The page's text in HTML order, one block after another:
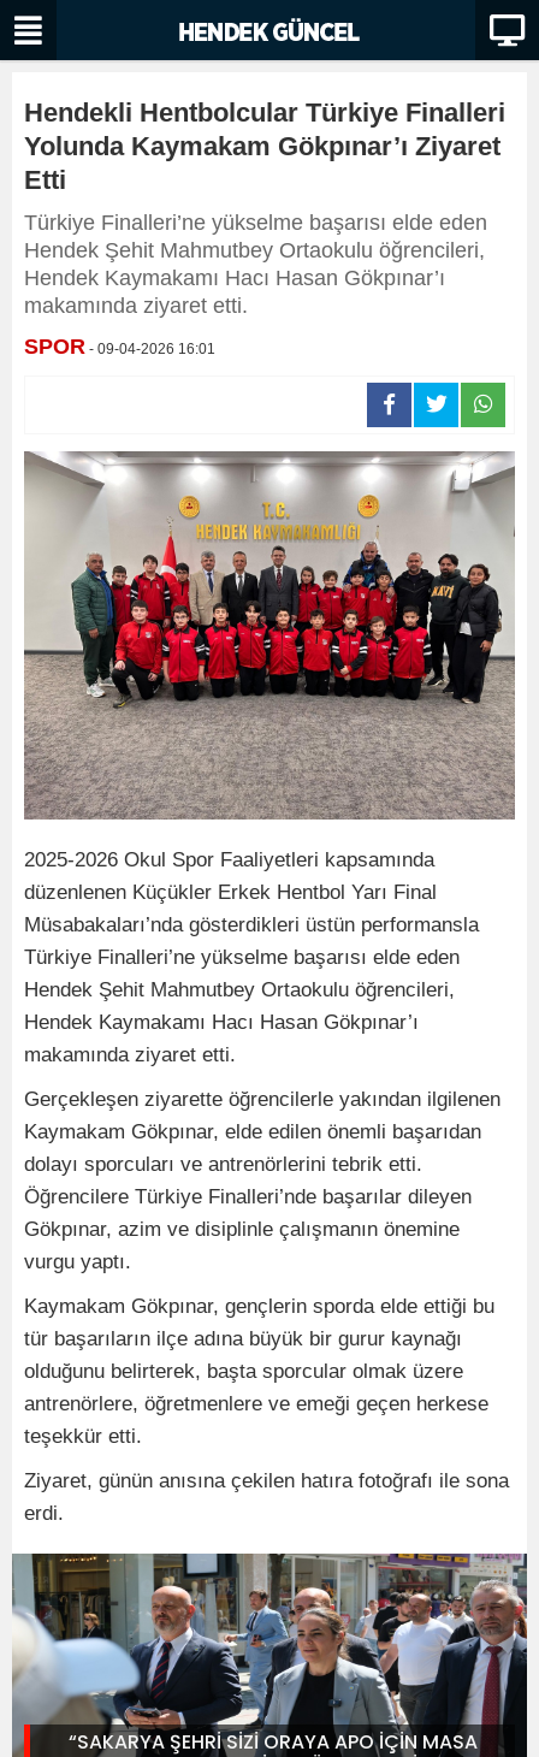
Hendekli Hentbolcular Türkiye Finalleri
Yolunda Kaymakam Gökpınar’ı Ziyaret
Etti
Türkiye Finalleri’ne yükselme başarısı elde eden
Hendek Şehit Mahmutbey Ortaokulu öğrencileri,
Hendek Kaymakamı Hacı Hasan Gökpınar’ı
makamında ziyaret etti.
SPOR - 09-04-2026 16:01
2025-2026 Okul Spor Faaliyetleri kapsamında
düzenlenen Küçükler Erkek Hentbol Yarı Final
Müsabakaları’nda gösterdikleri üstün performansla
Türkiye Finalleri’ne yükselme başarısı elde eden
Hendek Şehit Mahmutbey Ortaokulu öğrencileri,
Hendek Kaymakamı Hacı Hasan Gökpınar’ı
makamında ziyaret etti.
Gerçekleşen ziyarette öğrencilerle yakından ilgilenen
Kaymakam Gökpınar, elde edilen önemli başarıdan
dolayı sporcuları ve antrenörlerini tebrik etti.
Öğrencilere Türkiye Finalleri’nde başarılar dileyen
Gökpınar, azim ve disiplinle çalışmanın önemine
vurgu yaptı.
Kaymakam Gökpınar, gençlerin sporda elde ettiği bu
tür başarıların ilçe adına büyük bir gurur kaynağı
olduğunu belirterek, başta sporcular olmak üzere
antrenörlere, öğretmenlere ve emeği geçen herkese
teşekkür etti.
Ziyaret, günün anısına çekilen hatıra fotoğrafı ile sona
erdi.
“SAKARYA ŞEHRİ SİZİ ORAYA APO İÇİN MASA